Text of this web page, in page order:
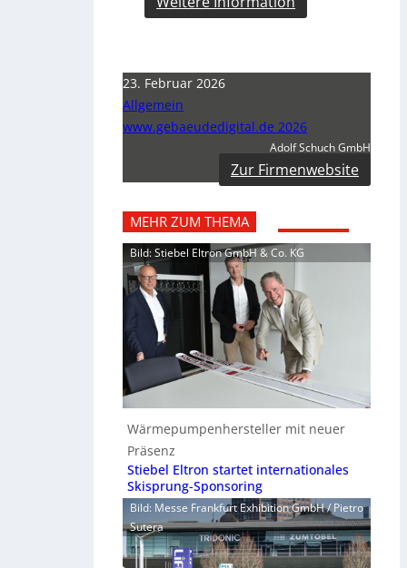
23. Februar 2026
Allgemein
www.gebaeudedigital.de 2026
Adolf Schuch GmbH
Zur Firmenwebsite
MEHR ZUM THEMA
Bild: Stiebel Eltron GmbH & Co. KG
Wärmepumpenhersteller mit neuer
Präsenz
Stiebel Eltron startet internationales
Skisprung-Sponsoring
Bild: Messe Frankfurt Exhibition GmbH / Pietro
Sutera